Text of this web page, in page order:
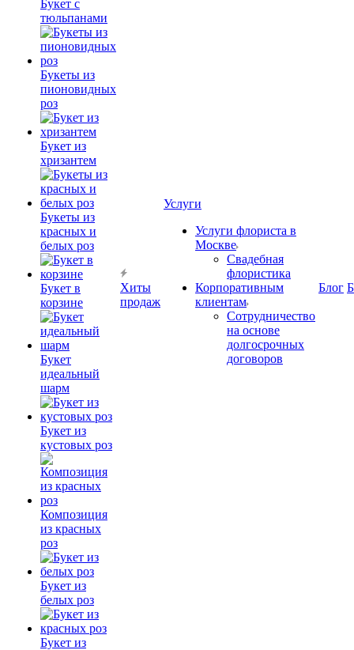
Букет с
тюльпанами
Букеты из
пионовидных
роз
Букет из
хризантем
Букеты из
красных и
белых роз
Букет в
корзине
Букет
идеальный
шарм
Букет из
кустовых роз
Композиция
из красных
роз
Букет из
белых роз
Букет из
Хиты
продаж
Услуги
Услуги флориста в
Москве
Свадебная
флористика
Корпоративным
клиентам
Сотрудничество
на основе
долгосрочных
договоров
Блог